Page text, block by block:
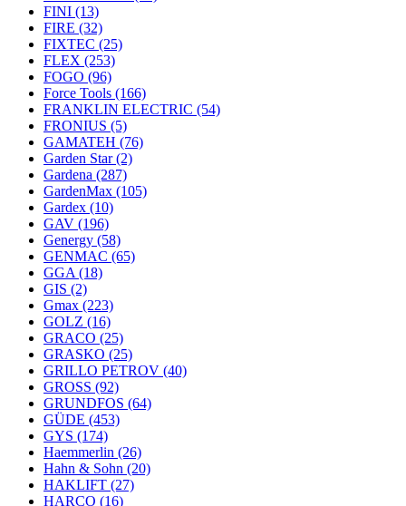
FINI (13)
FIRE (32)
FIXTEC (25)
FLEX (253)
FOGO (96)
Force Tools (166)
FRANKLIN ELECTRIC (54)
FRONIUS (5)
GAMATEH (76)
Garden Star(2)
Gardena (287)
GardenMax (105)
Gardex (10)
GAV (196)
Genergy (58)
GENMAC (65)
GGA (18)
GIS (2)
Gmax (223)
GOLZ (16)
GRACO (25)
GRASKO (25)
GRILLO PETROV (40)
GROSS (92)
GRUNDFOS (64)
GÜDE (453)
GYS (174)
Haemmerlin (26)
Hahn & Sohn (20)
HAKLIFT (27)
HARCO (16)